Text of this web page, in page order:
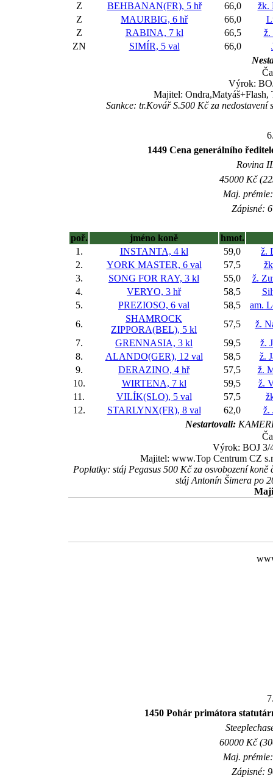
Z BEHBANAN(FR), 5 hř 66,0
žk.
Z
MAURBIG, 6 hř 66,0
Z
RABINA, 7 kl 66,5
ž.
ZN
SIMÍR, 5 val 66,0
Výrok:
Majitel: Ondra,Matyáš+Flash,
Sankce: tr.Kovář S.500 Kč za
1449 Cena generálního
Rovina
45000 Kč
Maj.
Zápisné:
poř. jméno koně
hmot.
1.
INSTANTA, 4 kl 59,0
ž.
2.
YORK MASTER, 6 val 57,5
3.
SONG FOR RAY, 3 kl 55,0
ž.
4.
VERYO, 3 hř 58,5
5.
PREZIOSO, 6 val 58,5
am.
6.
SHAMROCK
ZIPPORA(BEL), 5 kl
57,5
ž.
7.
GRENNASIA, 3 kl 59,5
ž.
8.
ALANDO(GER), 12 val 58,5
ž.
9.
DERAZINO, 4 hř 57,5
ž.
10.
WIRTENA, 7 kl 59,5
ž.
11.
VILÍK(SLO), 5 val 57,5
12.
STARLYNX(FR), 8 val 62,0
ž.
Nestartovali:
Výrok: BOJ 3/
Majitel: www.Top Centrum CZ
Poplatky: stáj Pegasus 500 Kč za osvobození
stáj Antonín Šimera po
1450 Pohár primátora
60000 Kč
Maj.
Zápisné: